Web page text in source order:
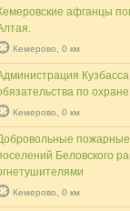
афганцы
Кемерово, 0 км
по
Кемерово, 0 км
пожарные
Беловского
Кемерово, 0 км